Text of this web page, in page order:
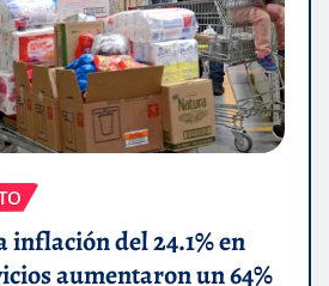
inflación del 24.1% en
aumentaron un 64%